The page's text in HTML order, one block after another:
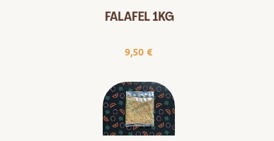
FALAFEL 1KG
9,50€